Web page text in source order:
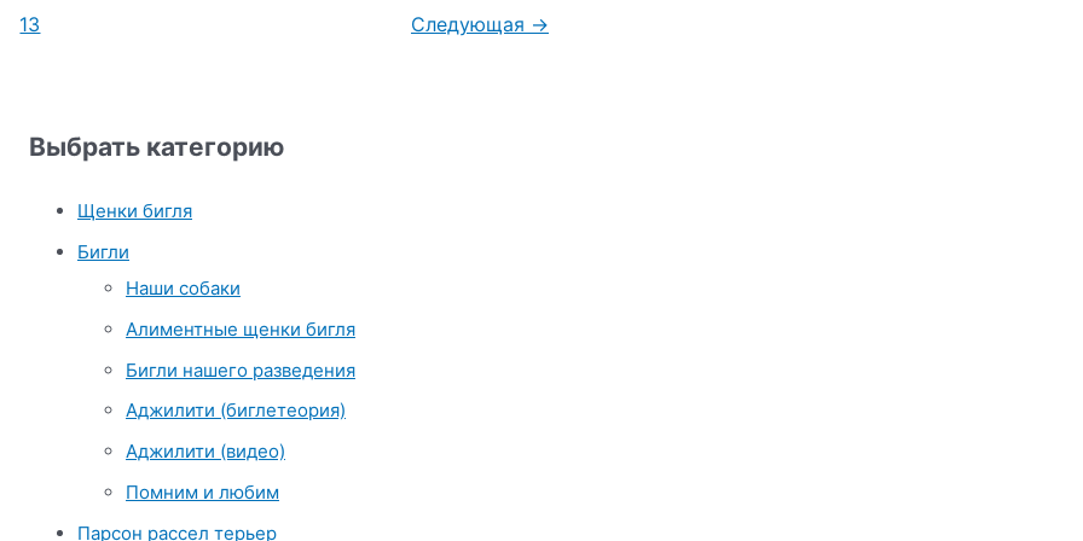
13 Следующая →
Выбрать категорию
Щенки бигля
Бигли
Наши собаки
Алиментные щенки бигля
Бигли нашего разведения
Аджилити (биглетеория)
Аджилити (видео)
Помним и любим
Парсон рассел терьер